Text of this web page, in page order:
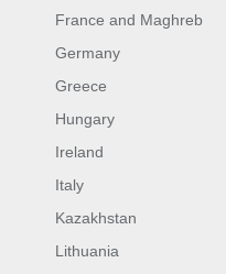
France and Maghreb
Germany
Greece
Hungary
Ireland
Italy
Kazakhstan
Lithuania